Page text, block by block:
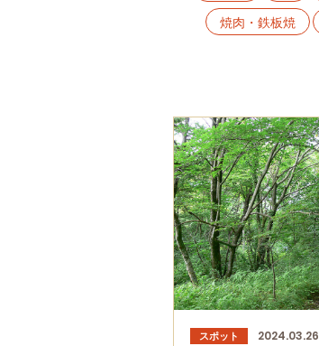
焼肉・鉄板焼
スポット 2024.03.26